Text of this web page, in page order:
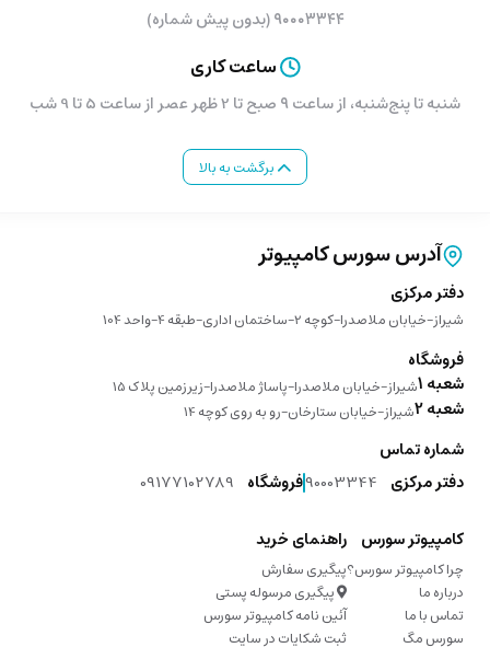
۹۰۰۰۳۳۴۴ (بدون پیش شماره)
ساعت کاری
شنبه تا پنج‌شنبه، از ساعت ۹ صبح تا 2 ظهر عصر از ساعت 5 تا 9 شب
برگشت به بالا
آدرس سورس کامپیوتر
دفتر مرکزی
شیراز-خیابان ملاصدرا-کوچه 2-ساختمان اداری-طبقه 4-واحد 104
فروشگاه
شعبه 1 شیراز-خیابان ملاصدرا-پاساژ ملاصدرا-زیرزمین پلاک 15
شعبه 2 شیراز-خیابان ستارخان-رو به روی کوچه 14
شماره تماس
دفتر مرکزی 90003344فروشگاه 09177102789
کامپیوتر سورس
چرا کامپیوتر سورس؟
درباره ما
تماس با ما
سورس مگ
راهنمای خرید
پیگیری سفارش
پیگیری مرسوله پستی
آئین نامه کامپیوتر سورس
ثبت شکایات در سایت